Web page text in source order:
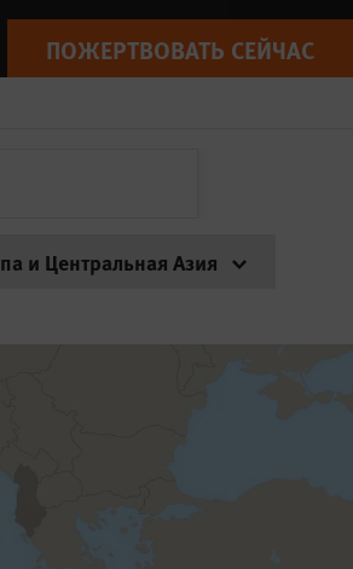
ПОЖЕРТВОВАТЬ СЕЙЧАС
и Центральная Азия